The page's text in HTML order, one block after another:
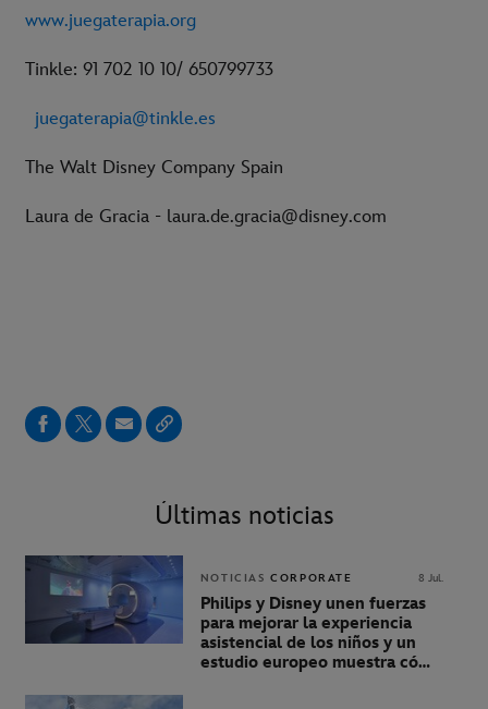
www.juegaterapia.org
Tinkle: 91 702 10 10/ 650799733
juegaterapia@tinkle.es
The Walt Disney Company Spain
Laura de Gracia - laura.de.gracia@disney.com
Últimas noticias
NOTICIAS CORPORATE 8 Jul.
Philips y Disney unen fuerzas
para mejorar la experiencia
asistencial de los niños y un
estudio europeo muestra cómo